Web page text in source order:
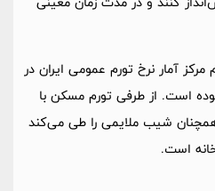
آمار نرخ تورم عمومی ایران در
بالغ بر 36.3 درصد بوده است. از طرفی تورم مسکن با
شیب ملایمی را طی می‌کند
است.